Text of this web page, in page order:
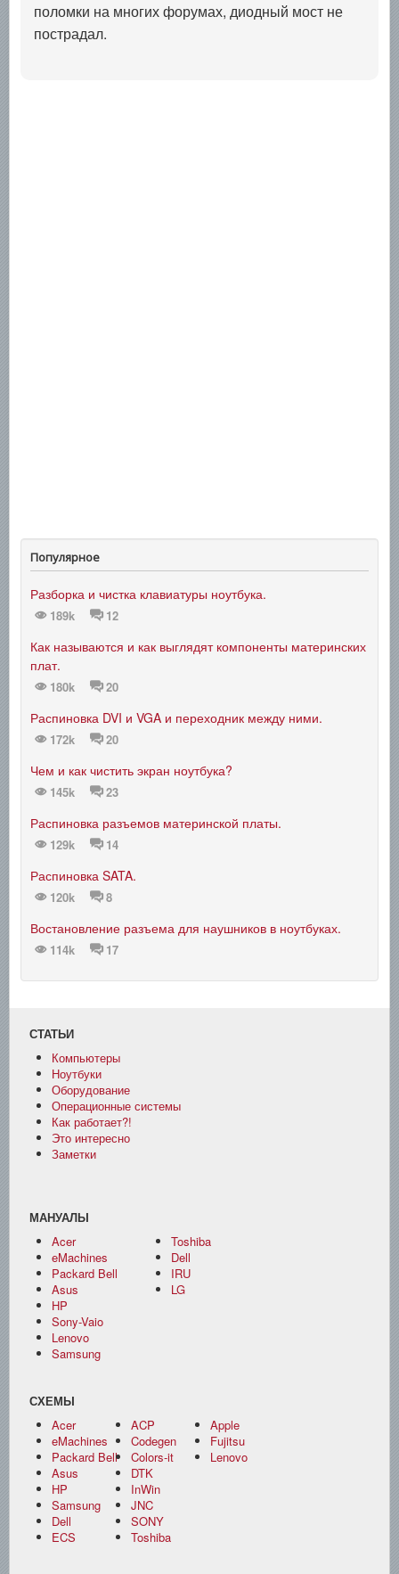
поломки на многих форумах, диодный мост не
пострадал.
Популярное
Разборка и чистка клавиатуры ноутбука.
189k 12
Как называются и как выглядят компоненты материнских
плат.
180k 20
Распиновка DVI и VGA и переходник между ними.
172k 20
Чем и как чистить экран ноутбука?
145k 23
Распиновка разъемов материнской платы.
129k 14
Распиновка SATA.
120k 8
Востановление разъема для наушников в ноутбуках.
114k 17
СТАТЬИ
Компьютеры
Ноутбуки
Оборудование
Операционные системы
Как работает?!
Это интересно
Заметки
МАНУАЛЫ
Acer
eMachines
Packard Bell
Asus
HP
Sony-Vaio
Lenovo
Samsung
Toshiba
Dell
IRU
LG
СХЕМЫ
Acer
eMachines
Packard Bell
Asus
HP
Samsung
Dell
ECS
ACP
Codegen
Colors-it
DTK
InWin
JNC
SONY
Toshiba
Apple
Fujitsu
Lenovo